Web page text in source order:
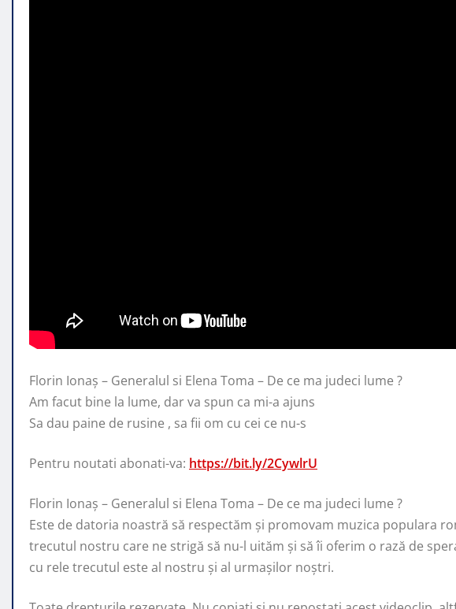
Florin Ionaș – Generalul si Elena Toma – De ce ma judeci lume ?
Am facut bine la lume, dar va spun ca mi-a ajuns
Sa dau paine de rusine , sa fii om cu cei ce nu-s
Pentru noutati abonati-va: https://bit.ly/2CywlrU
Florin Ionaș – Generalul si Elena Toma – De ce ma judeci lume ?
Este de datoria noastră să respectăm și promovam muzica populara
trecutul nostru care ne strigă să nu-l uităm și să îi oferim o rază de
cu rele trecutul este al nostru și al urmașilor noștri.